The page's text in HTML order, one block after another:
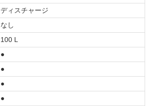
ディスチャージ
なし
100 L
●
●
●
●